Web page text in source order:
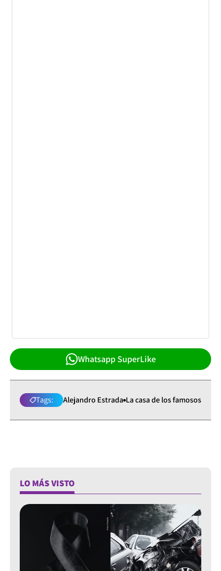
Whatsapp SuperLike
Tags: Alejandro Estrada La casa de los famosos
LO MÁS VISTO